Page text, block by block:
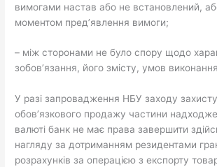
вимогами настав або не встановлений,
моментом пред’явлення вимоги;
– між сторонами не було спору щодо
зобов’язання, його змісту, умов
У разі запровадження НБУ заходу захисту
обов’язкового продажу частини
валюті банк не має права завершити
нагляду за дотриманням резидентами
розрахунків за операцією з експорту